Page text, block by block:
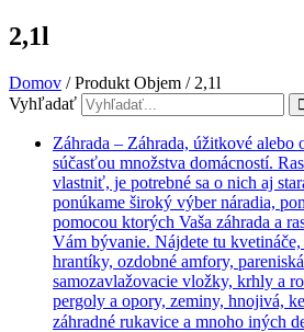
2,1l
Domov / Produkt Objem / 2,1l
Vyhľadať
Záhrada – Záhrada, úžitkové alebo
súčasťou množstva domácností.
vlastniť, je potrebné sa o nich aj
ponúkame široký výber náradia,
pomocou ktorých Vaša záhrada a
Vám bývanie. Nájdete tu
hrantíky, ozdobné amfory,
samozavlažovacie vložky, krhly a
pergoly a opory, zeminy, hnojivá,
záhradné rukavice a mnoho iných